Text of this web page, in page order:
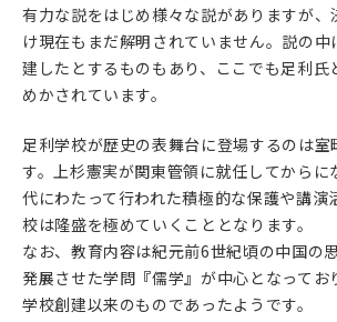
有力な説をはじめ様々な説がありますが、
け現在もまだ解明されていません。説の中
建したとするものもあり、ここでも足利氏
めかされています。
足利学校が歴史の表舞台に登場するのは室
す。上杉憲実が関東管領に就任してからに
代にわたって行われた積極的な保護や講演
校は隆盛を極めていくこととなります。
なお、教育内容は紀元前6世紀頃の中国の
発展させた学問『儒学』が中心となってお
学校創建以来のものであったようです。